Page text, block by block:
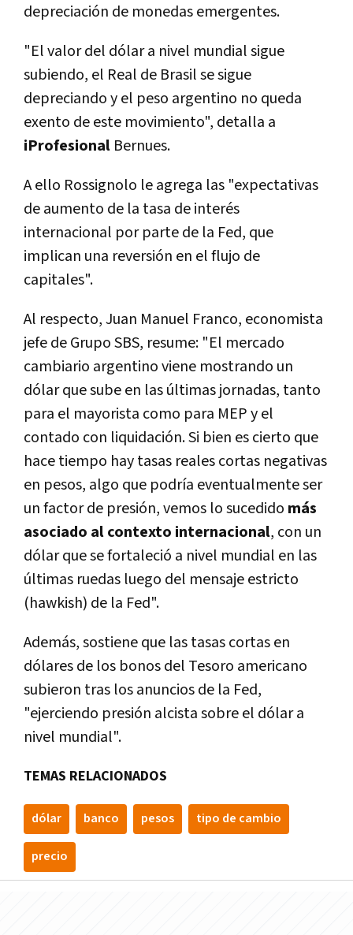
depreciación de monedas emergentes.
"El valor del dólar a nivel mundial sigue
subiendo, el Real de Brasil se sigue
depreciando y el peso argentino no queda
exento de este movimiento", detalla a
iProfesional Bernues.
A ello Rossignolo le agrega las "expectativas
de aumento de la tasa de interés
internacional por parte de la Fed, que
implican una reversión en el flujo de
capitales".
Al respecto, Juan Manuel Franco, economista
jefe de Grupo SBS, resume: "El mercado
cambiario argentino viene mostrando un
dólar que sube en las últimas jornadas, tanto
para el mayorista como para MEP y el
contado con liquidación. Si bien es cierto que
hace tiempo hay tasas reales cortas negativas
en pesos, algo que podría eventualmente ser
un factor de presión, vemos lo sucedido más
asociado al contexto internacional, con un
dólar que se fortaleció a nivel mundial en las
últimas ruedas luego del mensaje estricto
(hawkish) de la Fed".
Además, sostiene que las tasas cortas en
dólares de los bonos del Tesoro americano
subieron tras los anuncios de la Fed,
"ejerciendo presión alcista sobre el dólar a
nivel mundial".
TEMAS RELACIONADOS
dólar banco pesos tipo de cambio
precio